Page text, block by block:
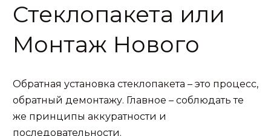
Стеклопакета или
Монтаж Нового
Обратная установка стеклопакета – это процесс,
обратный демонтажу. Главное – соблюдать те
же принципы аккуратности и
последовательности.